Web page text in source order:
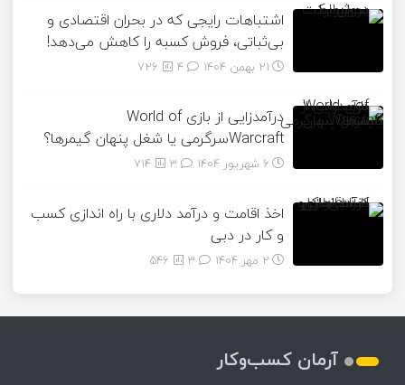
اشتباهات رایجی که در بحران اقتصادی و
بی‌ثباتی، فروش کسبه را کاهش می‌دهد!
21 بهمن 1404 726
درآمدزایی از بازی World of
Warcraftسرگرمی یا شغل پنهان گیمرها؟
6 شهریور 1404 714
اخذ اقامت و درآمد دلاری با راه اندازی کسب
و کار در دبی
2 مهر 1404 546
آرمان کسب‌وکار